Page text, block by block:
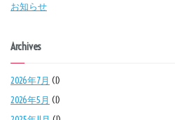
お知らせ
Archives
2026年7月 (1)
2026年5月 (1)